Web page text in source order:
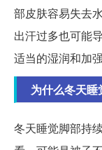
部皮肤容易失去
出汗过多也可能
适当的湿润和加
为什么冬天
冬天睡觉脚部持